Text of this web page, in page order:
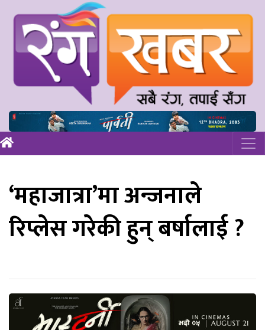
‘महाजात्रा’मा अन्जनाले
रिप्लेस गरेकी हुन् बर्षालाई ?